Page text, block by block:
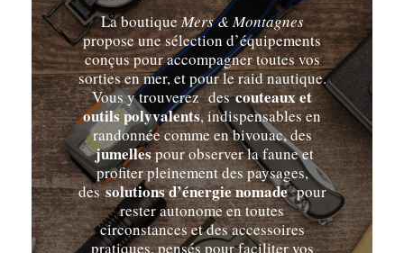
La boutiqueMers & Montagnes
propose une sélection d’équipements
conçus pour accompagner toutes vos
sorties en mer, et pour le raid nautique.
Vous y trouverez descouteaux et
outils polyvalents, indispensables en
randonnée comme en bivouac, des
jumellespour observer la faune et
profiter pleinement des paysages,
dessolutions d’énergie nomadepour
rester autonome en toutes
circonstances et des accessoires
pratiques, pensés pour faciliter vos